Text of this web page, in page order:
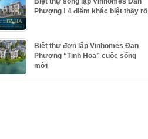
Phượng ! 4 điểm khác biệt thấy rõ
Biệt thự đơn lập Vinhomes Đan
Phượng “Tinh Hoa” cuộc sống
mới